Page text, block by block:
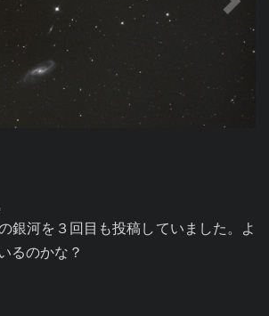
銀河を３回目も投稿していました。よ
るのかな？